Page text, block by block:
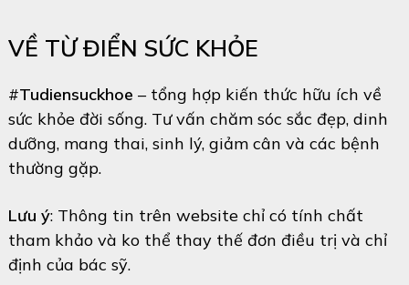
VỀ TỪ ĐIỂN SỨC KHỎE
#Tudiensuckhoe – tổng hợp kiến thức hữu ích về
sức khỏe đời sống. Tư vấn chăm sóc sắc đẹp, dinh
dưỡng, mang thai, sinh lý, giảm cân và các bệnh
thường gặp.
Lưu ý: Thông tin trên website chỉ có tính chất
tham khảo và ko thể thay thế đơn điều trị và chỉ
định của bác sỹ.